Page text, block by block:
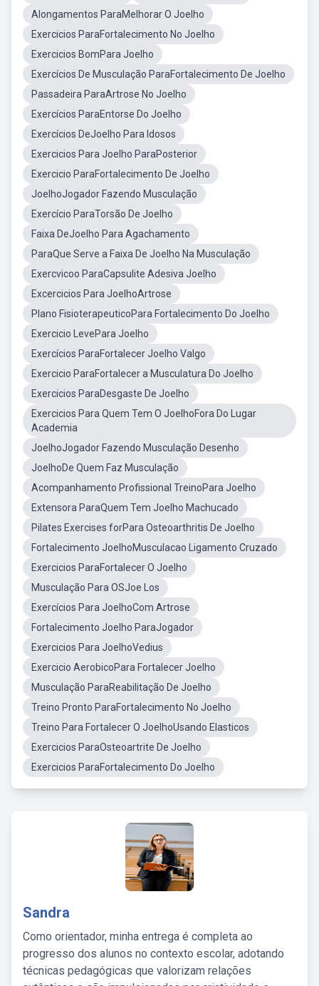
Alongamentos ParaMelhorar O Joelho
Exercicios ParaFortalecimento No Joelho
Exercicios BomPara Joelho
Exercícios De Musculação ParaFortalecimento De Joelho
Passadeira ParaArtrose No Joelho
Exercícios ParaEntorse Do Joelho
Exercícios DeJoelho Para Idosos
Exercicios Para Joelho ParaPosterior
Exercicio ParaFortalecimento De Joelho
JoelhoJogador Fazendo Musculação
Exercício ParaTorsão De Joelho
Faixa DeJoelho Para Agachamento
ParaQue Serve a Faixa De Joelho Na Musculação
Exercvicoo ParaCapsulite Adesiva Joelho
Excercicios Para JoelhoArtrose
Plano FisioterapeuticoPara Fortalecimento Do Joelho
Exercicio LevePara Joelho
Exercícios ParaFortalecer Joelho Valgo
Exercicio ParaFortalecer a Musculatura Do Joelho
Exercicios ParaDesgaste De Joelho
Exercicios Para Quem Tem O JoelhoFora Do Lugar
Academia
JoelhoJogador Fazendo Musculação Desenho
JoelhoDe Quem Faz Musculação
Acompanhamento Profissional TreinoPara Joelho
Extensora ParaQuem Tem Joelho Machucado
Pilates Exercises forPara Osteoarthritis De Joelho
Fortalecimento JoelhoMusculacao Ligamento Cruzado
Exercicios ParaFortalecer O Joelho
Musculação Para OSJoe Los
Exercícios Para JoelhoCom Artrose
Fortalecimento Joelho ParaJogador
Exercicios Para JoelhoVedius
Exercicio AerobicoPara Fortalecer Joelho
Musculação ParaReabilitação De Joelho
Treino Pronto ParaFortalecimento No Joelho
Treino Para Fortalecer O JoelhoUsando Elasticos
Exercicios ParaOsteoartrite De Joelho
Exercicios ParaFortalecimento Do Joelho
Sandra
Como orientador, minha entrega é completa ao
progresso dos alunos no contexto escolar, adotando
técnicas pedagógicas que valorizam relações